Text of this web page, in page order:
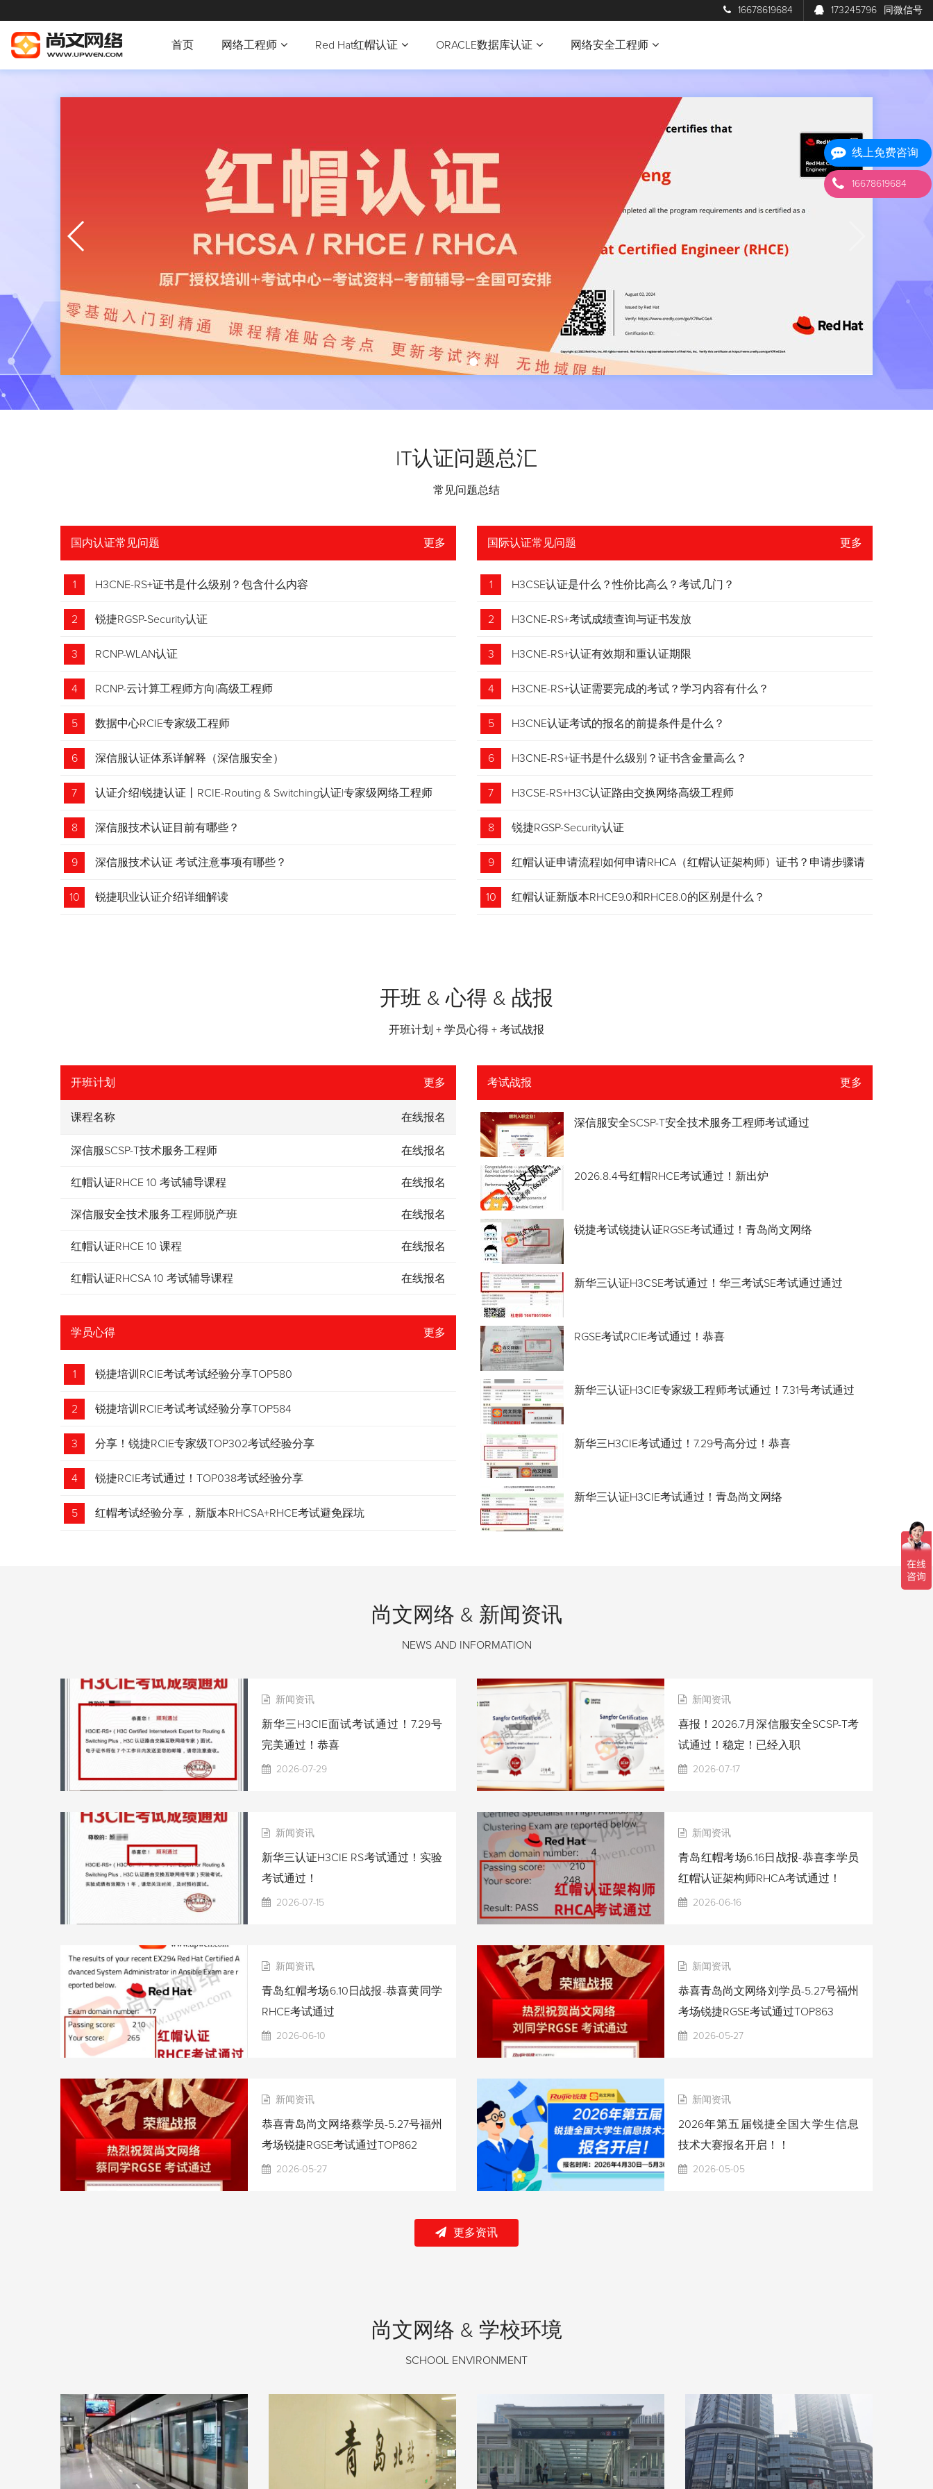
16678619684 173245796 同微信号
首页 网络工程师 Red Hat红帽认证 ORACLE数据库认证 网络安全工程师
IT认证问题总汇
常见问题总结
国内认证常见问题 更多
1 H3CNE-RS+证书是什么级别？包含什么内容
2 锐捷RGSP-Security认证
3 RCNP-WLAN认证
4 RCNP-云计算工程师方向|高级工程师
5 数据中心RCIE专家级工程师
6 深信服认证体系详解释（深信服安全）
7 认证介绍|锐捷认证丨RCIE-Routing & Switching认证|专家级网络工程师
8 深信服技术认证目前有哪些？
9 深信服技术认证 考试注意事项有哪些？
10 锐捷职业认证介绍详细解读
国际认证常见问题 更多
1 H3CSE认证是什么？性价比高么？考试几门？
2 H3CNE-RS+考试成绩查询与证书发放
3 H3CNE-RS+认证有效期和重认证期限
4 H3CNE-RS+认证需要完成的考试？学习内容有什么？
5 H3CNE认证考试的报名的前提条件是什么？
6 H3CNE-RS+证书是什么级别？证书含金量高么？
7 H3CSE-RS+H3C认证路由交换网络高级工程师
8 锐捷RGSP-Security认证
9 红帽认证申请流程|如何申请RHCA（红帽认证架构师）证书？申请步骤请
收藏！
10 红帽认证新版本RHCE9.0和RHCE8.0的区别是什么？
开班 & 心得 & 战报
开班计划 + 学员心得 + 考试战报
开班计划 更多
课程名称 在线报名
深信服SCSP-T技术服务工程师 在线报名
红帽认证RHCE 10 考试辅导课程 在线报名
深信服安全技术服务工程师脱产班 在线报名
红帽认证RHCE 10 课程 在线报名
红帽认证RHCSA 10 考试辅导课程 在线报名
学员心得 更多
1 锐捷培训RCIE考试考试经验分享TOP580
2 锐捷培训RCIE考试考试经验分享TOP584
3 分享！锐捷RCIE专家级TOP302考试经验分享
4 锐捷RCIE考试通过！TOP038考试经验分享
5 红帽考试经验分享，新版本RHCSA+RHCE考试避免踩坑
考试战报 更多
深信服安全SCSP-T安全技术服务工程师考试通过
2026.8.4号红帽RHCE考试通过！新出炉
锐捷考试锐捷认证RGSE考试通过！青岛尚文网络
新华三认证H3CSE考试通过！华三考试SE考试通过通过
RGSE考试RCIE考试通过！恭喜
新华三认证H3CIE专家级工程师考试通过！7.31号考试通过
新华三H3CIE考试通过！7.29号高分过！恭喜
新华三认证H3CIE考试通过！青岛尚文网络
尚文网络 & 新闻资讯
NEWS AND INFORMATION
新闻资讯
新华三H3CIE面试考试通过！7.29号
完美通过！恭喜
2026-07-29
新闻资讯
喜报！2026.7月深信服安全SCSP-T考
试通过！稳定！已经入职
2026-07-17
新闻资讯
新华三认证H3CIE RS考试通过！实验
考试通过！
2026-07-15
新闻资讯
青岛红帽考场6.16日战报-恭喜李学员
红帽认证架构师RHCA考试通过！
2026-06-16
新闻资讯
青岛红帽考场6.10日战报-恭喜黄同学
RHCE考试通过
2026-06-10
新闻资讯
恭喜青岛尚文网络刘学员-5.27号福州
考场锐捷RGSE考试通过TOP863
2026-05-27
新闻资讯
恭喜青岛尚文网络蔡学员-5.27号福州
考场锐捷RGSE考试通过TOP862
2026-05-27
新闻资讯
2026年第五届锐捷全国大学生信息
技术大赛报名开启！！
2026-05-05
更多资讯
尚文网络 & 学校环境
SCHOOL ENVIRONMENT
线上免费咨询
16678619684